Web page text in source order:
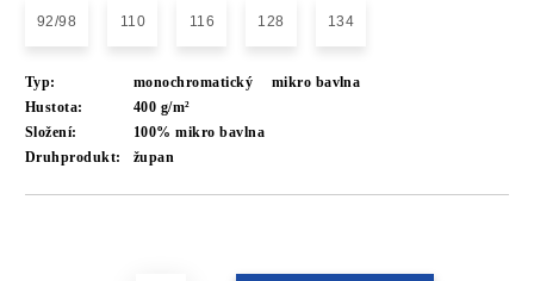
92/98 110 116 128 134
Typ: monochromatický
mikro bavlna
Hustota:
400 g/m²
Složení:
100% mikro bavlna
Druhprodukt:
župan